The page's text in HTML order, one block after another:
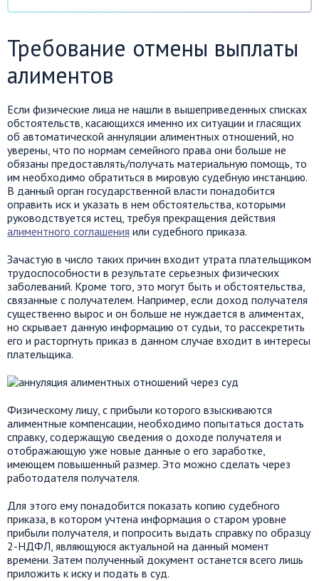
Требование отмены выплаты
алиментов
Если физические лица не нашли в вышеприведенных списках
обстоятельств, касающихся именно их ситуации и гласящих
об автоматической аннуляции алиментных отношений, но
уверены, что по нормам семейного права они больше не
обязаны предоставлять/получать материальную помощь, то
им необходимо обратиться в мировую судебную инстанцию.
В данный орган государственной власти понадобится
оправить иск и указать в нем обстоятельства, которыми
руководствуется истец, требуя прекращения действия
алиментного соглашения или судебного приказа.
Зачастую в число таких причин входит утрата плательщиком
трудоспособности в результате серьезных физических
заболеваний. Кроме того, это могут быть и обстоятельства,
связанные с получателем. Например, если доход получателя
существенно вырос и он больше не нуждается в алиментах,
но скрывает данную информацию от судьи, то рассекретить
его и расторгнуть приказ в данном случае входит в интересы
плательщика.
Физическому лицу, с прибыли которого взыскиваются
алиментные компенсации, необходимо попытаться достать
справку, содержащую сведения о доходе получателя и
отображающую уже новые данные о его заработке,
имеющем повышенный размер. Это можно сделать через
работодателя получателя.
Для этого ему понадобится показать копию судебного
приказа, в котором учтена информация о старом уровне
прибыли получателя, и попросить выдать справку по образцу
2-НДФЛ, являющуюся актуальной на данный момент
времени. Затем полученный документ останется всего лишь
приложить к иску и подать в суд.